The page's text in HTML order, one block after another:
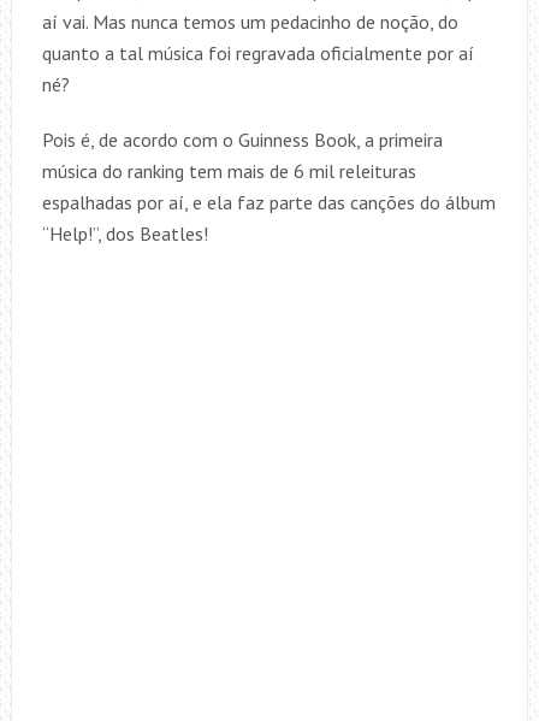
aí vai. Mas nunca temos um pedacinho de noção, do
quanto a tal música foi regravada oficialmente por aí
né?
Pois é, de acordo com o Guinness Book, a primeira
música do ranking tem mais de 6 mil releituras
espalhadas por aí, e ela faz parte das canções do álbum
“Help!”, dos Beatles!